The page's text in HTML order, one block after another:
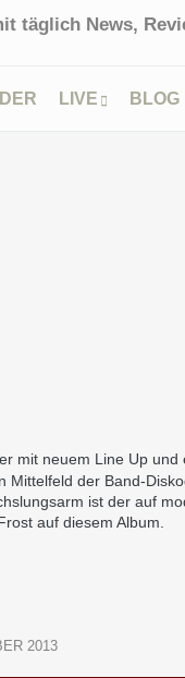
täglich News,
LIVE BLOG
mit neuem Line Up und
Mittelfeld der Band-
ist der auf
auf diesem Album.
2013